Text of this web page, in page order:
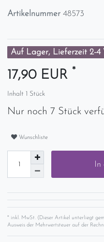
Artikelnummer 48573
Auf Lager, Lieferzeit 2-4
17,90 EUR *
Inhalt 1 Stück
Nur noch 7 Stück
Wunschliste
* inkl. MwSt. (Dieser Artikel unterliegt
Ausweis der Mehrwertsteuer auf der